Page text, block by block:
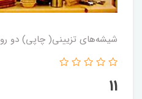
شیشه‌های تزیینی( چاپی) دو رو
11